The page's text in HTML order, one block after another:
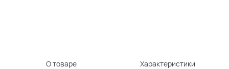
О товаре Характеристики